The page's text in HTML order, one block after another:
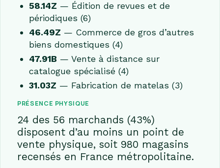
58.14Z — Édition de revues et de
périodiques (6)
46.49Z — Commerce de gros d’autres
biens domestiques (4)
47.91B — Vente à distance sur
catalogue spécialisé (4)
31.03Z — Fabrication de matelas (3)
PRÉSENCE PHYSIQUE
24 des 56 marchands (43%)
disposent d’au moins un point de
vente physique, soit 980 magasins
recensés en France métropolitaine.